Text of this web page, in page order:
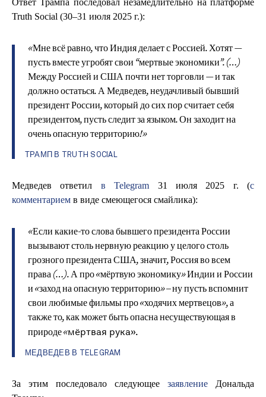
Ответ Трампа последовал незамедлительно на платформе
Truth Social (30–31 июля 2025 г.):
«Мне всё равно, что Индия делает с Россией. Хотят —
пусть вместе угробят свои “мертвые экономики”. (…)
Между Россией и США почти нет торговли — и так
должно остаться. А Медведев, неудачливый бывший
президент России, который до сих пор считает себя
президентом, пусть следит за языком. Он заходит на
очень опасную территорию!»
ТРАМП В TRUTH SOCIAL
Медведев ответил в Telegram 31 июля 2025 г. (с
комментарием в виде смеющегося смайлика):
«Если какие-то слова бывшего президента России
вызывают столь нервную реакцию у целого столь
грозного президента США, значит, Россия во всем
права (…). А про «мёртвую экономику» Индии и России
и «заход на опасную территорию» – ну пусть вспомнит
свои любимые фильмы про «ходячих мертвецов», а
также то, как может быть опасна несуществующая в
природе «мёртвая рука».
МЕДВЕДЕВ В TELEGRAM
За этим последовало следующее заявление Дональда